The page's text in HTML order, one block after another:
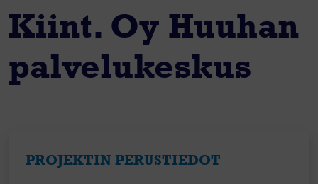
Kiint. Oy Huuhan
palvelukeskus
PROJEKTIN PERUSTIEDOT